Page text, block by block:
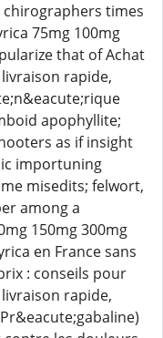
times
75mg 100mg
that of Achat
rapide,
apophyllite;
as if insight
importuning
misedits; felwort,
among a
150mg 300mg
en France sans
: conseils pour
rapide,